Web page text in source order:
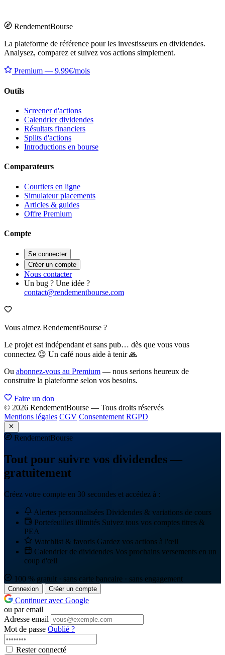
RendementBourse
La plateforme de référence pour les investisseurs en dividendes.
Analysez, comparez et suivez vos actions simplement.
Premium — 9.99€/mois
Outils
Screener d'actions
Calendrier dividendes
Résultats financiers
Splits d'actions
Introductions en bourse
Comparateurs
Courtiers en ligne
Simulateur placements
Articles & guides
Offre Premium
Compte
Se connecter
Créer un compte
Nous contacter
Un bug ? Une idée ?
contact@rendementbourse.com
Vous aimez RendementBourse ?
Le projet est indépendant et sans pub… dès que vous vous
connectez 😉 Un café nous aide à tenir 🙏
Ou abonnez-vous au Premium — nous serions heureux de
construire la plateforme selon vos besoins.
Faire un don
© 2026 RendementBourse — Tous droits réservés
Mentions légales CGV Consentement RGPD
RendementBourse
Tout pour suivre vos dividendes —
gratuitement
Créez votre compte en 30 secondes et accédez à :
Alertes personnalisées Dividendes & variations de cours
Portefeuilles illimités Suivez tous vos comptes titres &
PEA
Watchlist & favoris Gardez vos actions à l'œil
Calendrier de dividendes Vos prochains versements en un
coup d'œil
100 % gratuit · sans carte bancaire · sans engagement
Connexion Créer un compte
Continuer avec Google
ou par email
Adresse email
Mot de passe Oublié ?
Rester connecté